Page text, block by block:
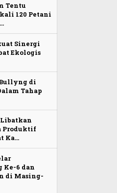
Tentu
120 Petani
Sinergi
Ekologis
Bullyng di
Tahap
Libatkan
Produktif
Ka…
Ke-6 dan
di Masing-